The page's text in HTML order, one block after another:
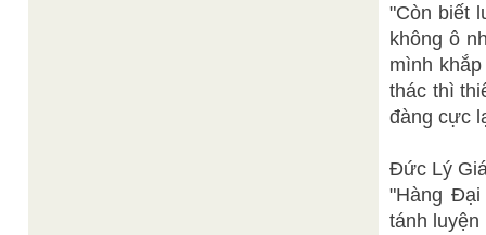
"Còn biết
không ô
mình
thác thì
đàng cực
Đức Lý
"Hàng
tánh